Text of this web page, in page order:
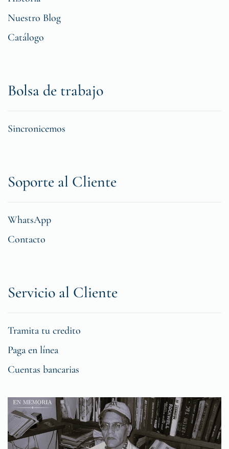
Nuestro Blog
Catálogo
Bolsa de trabajo
Sincronicemos
Soporte al Cliente
WhatsApp
Contacto
Servicio al Cliente
Tramita tu credito
Paga en línea
Cuentas bancarias